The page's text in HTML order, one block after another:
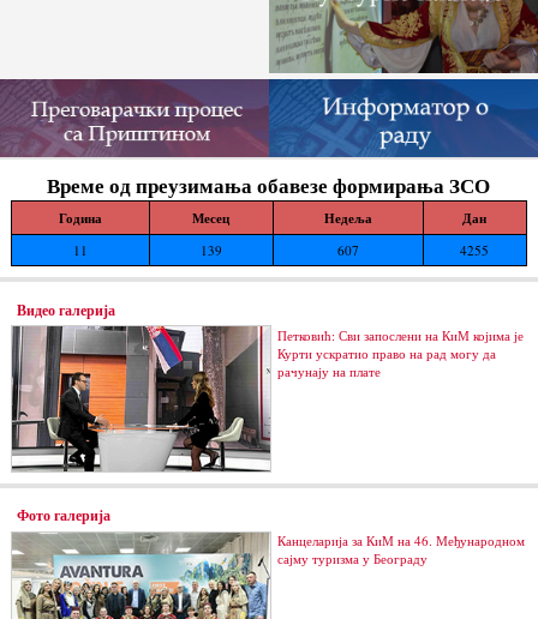
Време од преузимања обавезе формирања ЗСО
Година Месец Недеља Дан
11 139 607 4255
Видео галерија
Петковић: Сви запослени на КиМ којима је
Курти ускратио право на рад могу да
рачунају на плате
Фото галерија
Канцеларија за КиМ на 46. Међународном
сајму туризма у Београду